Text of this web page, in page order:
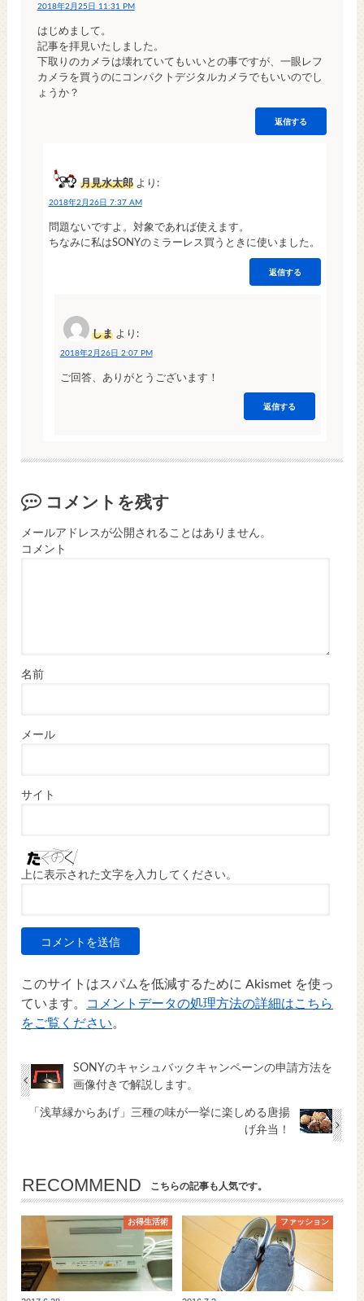
2018年2月25日 11:31 PM
はじめまして。
記事を拝見いたしました。
下取りのカメラは壊れていてもいいとの事ですが、一眼レフ
カメラを買うのにコンパクトデジタルカメラでもいいのでし
ょうか？
返信する
月見水太郎 より:
2018年2月26日 7:37 AM
問題ないですよ。対象であれば使えます。
ちなみに私はSONYのミラーレス買うときに使いました。
返信する
しま より:
2018年2月26日 2:07 PM
ご回答、ありがとうございます！
返信する
コメントを残す
メールアドレスが公開されることはありません。
コメント
名前
メール
サイト
上に表示された文字を入力してください。
このサイトはスパムを低減するために Akismet を使っ
ています。
コメントデータの処理方法の詳細はこちら
をご覧ください。
SONYのキャシュバックキャンペーンの申請方法を
画像付きで解説します。
「浅草縁からあげ」三種の味が一挙に楽しめる唐揚
げ弁当！
RECOMMEND こちらの記事も人気です。
お得生活術 ファッション